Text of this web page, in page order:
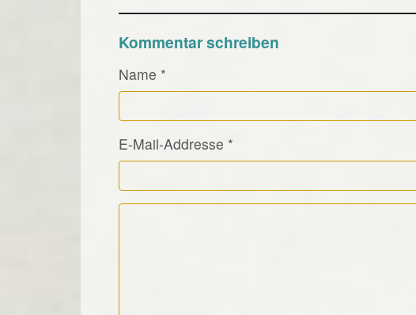
Kommentar schreiben
Name *
E-Mail-Addresse *
Kommentar Text